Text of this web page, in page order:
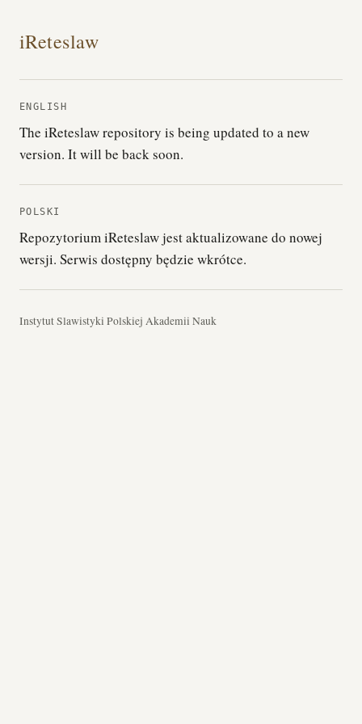
iReteslaw
ENGLISH
The iReteslaw repository is being updated to a new
version. It will be back soon.
POLSKI
Repozytorium iReteslaw jest aktualizowane do nowej
wersji. Serwis dostępny będzie wkrótce.
Instytut Slawistyki Polskiej Akademii Nauk